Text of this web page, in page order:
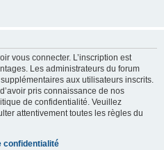
vous connecter. L’inscription est
Les administrateurs du forum
aux utilisateurs inscrits.
pris connaissance de nos
de confidentialité. Veuillez
attentivement toutes les règles du
confidentialité